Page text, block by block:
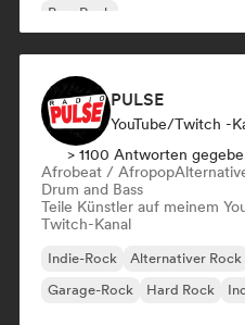
Pop-Rock
PULSE
YouTube/Twitch -
> 1100 Antworten
Afrobeat / Afropop
Drum and Bass
Teile Künstler auf meinem
Twitch-Kanal
Indie-Rock Alternativer Rock
Garage-Rock
Hard Rock